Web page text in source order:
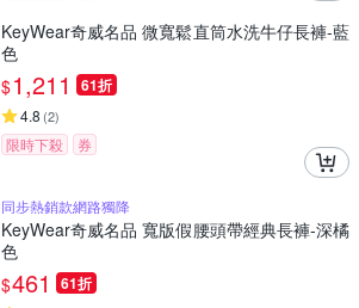
KeyWear奇威名品 微寬鬆直筒水洗牛仔長褲-藍
色
$1,211 61折
4.8 (2)
限時下殺 券
同步熱銷款網路獨降
KeyWear奇威名品 寬版假腰頭帶經典長褲-深橘
色
$461 61折